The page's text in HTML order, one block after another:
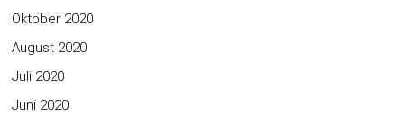
Oktober 2020
August 2020
Juli 2020
Juni 2020